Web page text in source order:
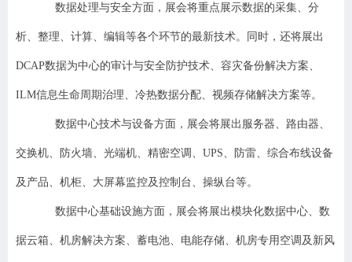
数据处理与安全方面，展会将重点展示数据的采集、分
析、整理、计算、编辑等各个环节的最新技术。同时，还将展出
DCAP数据为中心的审计与安全防护技术、容灾备份解决方案、
ILM信息生命周期治理、冷热数据分配、视频存储解决方案等。
数据中心技术与设备方面，展会将展出服务器、路由器、
交换机、防火墙、光端机、精密空调、UPS、防雷、综合布线设备
及产品、机柜、大屏幕监控及控制台、操纵台等。
数据中心基础设施方面，展会将展出模块化数据中心、数
据云箱、机房解决方案、蓄电池、电能存储、机房专用空调及新风